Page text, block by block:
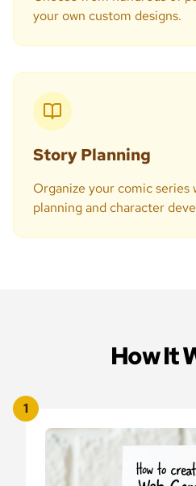
your own custom designs.
Story Planning
Organize your comic
planning and character
How It
1